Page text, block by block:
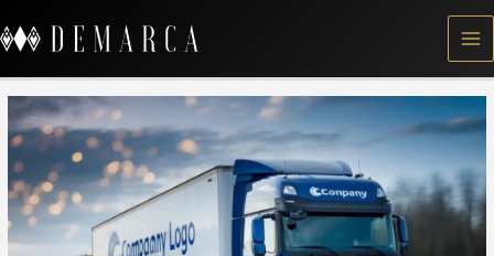
to
content